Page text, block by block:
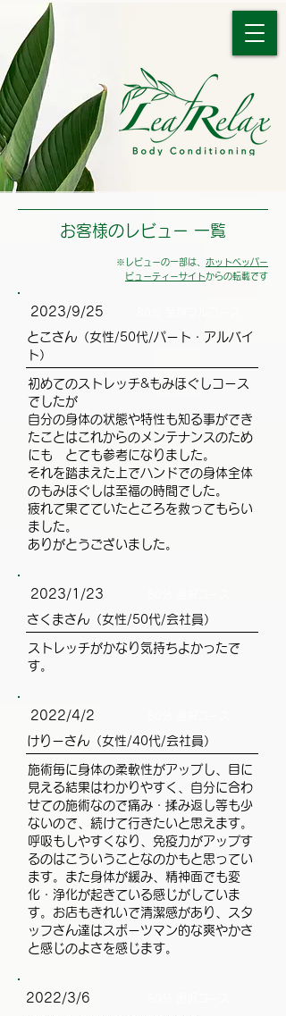
お客様のレビュー 一覧
※レビューの一部は、 ホットペッパー
ビューティーサイトからの転載です
2023/9/25
とこさん（女性/50代/パート・アルバイ
ト）
初めてのストレッチ&もみほぐしコース
でしたが
自分の身体の状態や特性も知る事ができ
たことはこれからのメンテナンスのため
にも とても参考になりました。
それを踏まえた上でハンドでの身体全体
のもみほぐしは至福の時間でした。
疲れて果てていたところを救ってもらい
ました。
ありがとうございました。
2023/1/23
さくまさん（女性/50代/会社員）
ストレッチがかなり気持ちよかったで
す。
2022/4/2
けりーさん（女性/40代/会社員）
施術毎に身体の柔軟性がアップし、目に
見える結果はわかりやすく、自分に合わ
せての施術なので痛み・揉み返し等も少
ないので、続けて行きたいと思えます。
呼吸もしやすくなり、免疫力がアップす
るのはこういうことなのかもと思ってい
ます。また身体が緩み、精神面でも変
化・浄化が起きている感じがしていま
す。お店もきれいで清潔感があり、スタ
ッフさん達はスポーツマン的な爽やかさ
と感じのよさを感じます。
2022/3/6